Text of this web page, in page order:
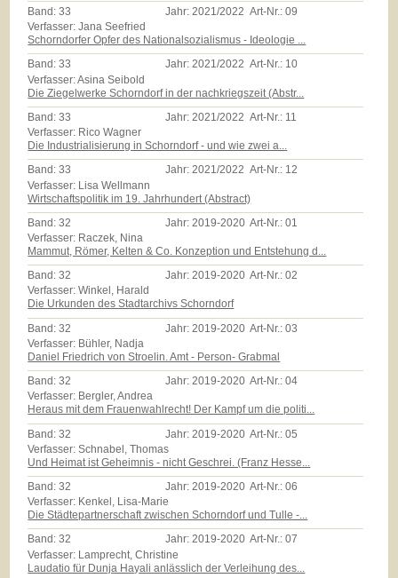
Band:33 Jahr:2021/2022 Art-Nr.:09
Verfasser: Jana Seefried
Schorndorfer Opfer des Nationalsozialismus - Ideologie ...
Band:33 Jahr:2021/2022 Art-Nr.: 10
Verfasser: Asina Seibold
Die Ziegelwerke Schorndorf in der nachkriegszeit (Abstr...
Band:33 Jahr:2021/2022 Art-Nr.: 11
Verfasser: Rico Wagner
Die Industrialisierung in Schorndorf - und wie zwei a...
Band:33 Jahr:2021/2022 Art-Nr.: 12
Verfasser: Lisa Wellmann
Wirtschaftspolitik im 19. Jahrhundert (Abstract)
Band:32 Jahr: 2019-2020 Art-Nr.:01
Verfasser: Raczek, Nina
Mammut, Römer, Kelten & Co. Konzeption und Entstehung d...
Band:32 Jahr:2019-2020 Art-Nr.:02
Verfasser: Winkel, Harald
Die Urkunden des Stadtarchivs Schorndorf
Band:32 Jahr: 2019-2020 Art-Nr.:03
Verfasser: Bühler, Nadja
Daniel Friedrich von Stroelin. Amt - Person- Grabmal
Band:32 Jahr:2019-2020 Art-Nr.:04
Verfasser: Bergler, Andrea
Heraus mit dem Frauenwahlrecht! Der Kampf um die politi...
Band:32 Jahr: 2019-2020 Art-Nr.:05
Verfasser: Schnabel, Thomas
Und Heimat ist Geheimnis - nicht Geschrei. (Franz Hesse...
Band:32 Jahr:2019-2020 Art-Nr.:06
Verfasser: Kenkel, Lisa-Marie
Die Städtepartnerschaft zwischen Schorndorf und Tulle -...
Band:32 Jahr:2019-2020 Art-Nr.:07
Verfasser: Lamprecht, Christine
Laudatio für Dunja Hayali anlässlich der Verleihung des...